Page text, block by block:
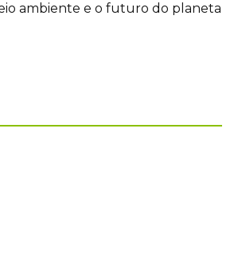
ambiente e o futuro do planeta